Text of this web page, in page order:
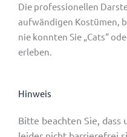
Die professionellen
aufwändigen Kostümen,
nie konnten Sie „Cats“
erleben.
Hinweis
Bitte beachten Sie, dass